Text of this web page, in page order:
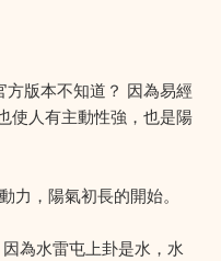
版本不知道？ 因為易經
使人有主動性強，也是陽
力，陽氣初長的開始。
為水雷屯上卦是水，水